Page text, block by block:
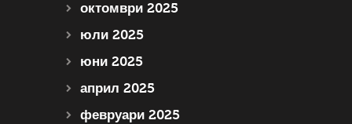
октомври 2025
юли 2025
юни 2025
април 2025
февруари 2025